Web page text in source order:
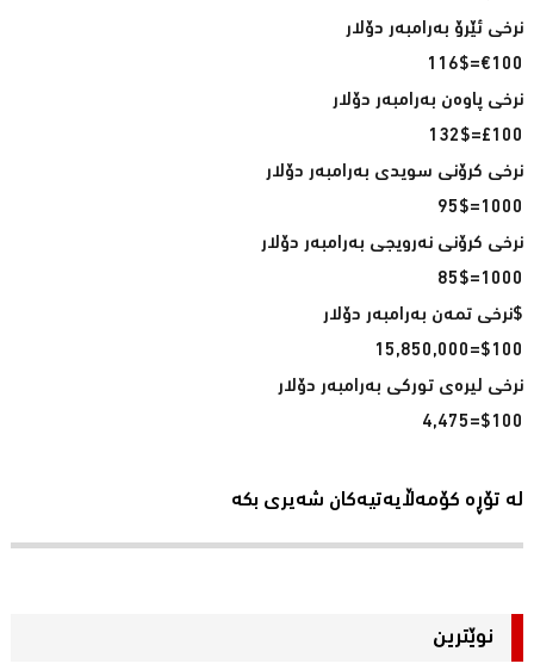
€100=116$
£100=132$
1000=95$
1000=85$
$100=15,850,000
$100=4,475
لە تۆڕە کۆمەڵایەتیەکان شەیری بکە
نوێترین